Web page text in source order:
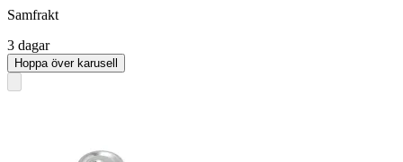
Samfrakt
3 dagar
Hoppa över karusell